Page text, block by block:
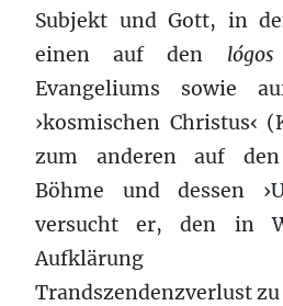
Subjekt und Gott, in
einen auf den lógos
Evangeliums sowie
›kosmischen Christus‹
zum anderen auf
Böhme und dessen
versucht er, den in
Aufklärung
Trandszendenzverlust